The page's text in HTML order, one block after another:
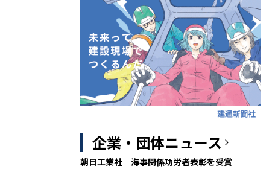
企業・団体ニュース
朝日工業社 海事関係功労者表彰を受賞